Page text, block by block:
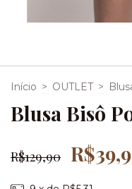
Início > OUTLET >
Blusa Bisô
R$129,90